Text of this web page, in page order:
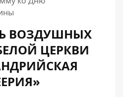
ВОЗДУШНЫХ
ЦЕРКВИ